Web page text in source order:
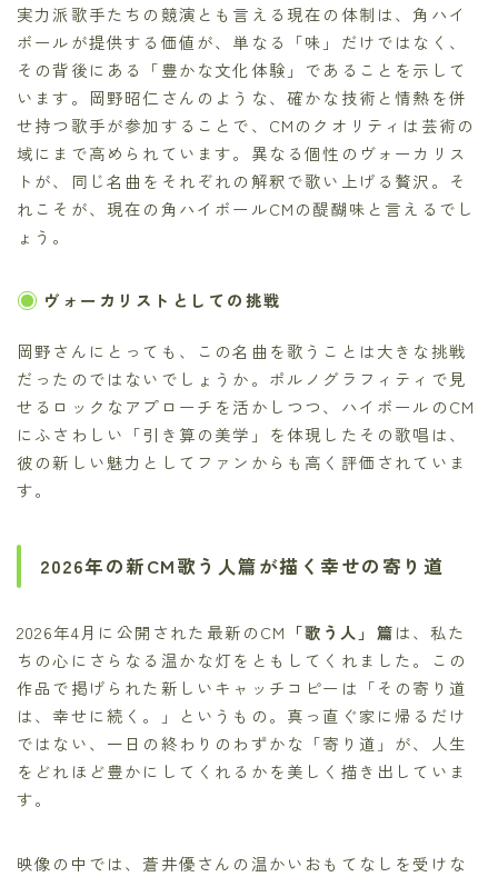
実力派歌手たちの競演とも言える現在の体制は、角ハイ
ボールが提供する価値が、単なる「味」だけではなく、
その背後にある「豊かな文化体験」であることを示して
います。岡野昭仁さんのような、確かな技術と情熱を併
せ持つ歌手が参加することで、CMのクオリティは芸術の
域にまで高められています。異なる個性のヴォーカリス
トが、同じ名曲をそれぞれの解釈で歌い上げる贅沢。そ
れこそが、現在の角ハイボールCMの醍醐味と言えるでし
ょう。
ヴォーカリストとしての挑戦
岡野さんにとっても、この名曲を歌うことは大きな挑戦
だったのではないでしょうか。ポルノグラフィティで見
せるロックなアプローチを活かしつつ、ハイボールのCM
にふさわしい「引き算の美学」を体現したその歌唱は、
彼の新しい魅力としてファンからも高く評価されていま
す。
2026年の新CM歌う人篇が描く幸せの寄り道
2026年4月に公開された最新のCM 「歌う人」篇は、私た
ちの心にさらなる温かな灯をともしてくれました。この
作品で掲げられた新しいキャッチコピーは「その寄り道
は、幸せに続く。」というもの。真っ直ぐ家に帰るだけ
ではない、一日の終わりのわずかな「寄り道」が、人生
をどれほど豊かにしてくれるかを美しく描き出していま
す。
映像の中では、蒼井優さんの温かいおもてなしを受けな